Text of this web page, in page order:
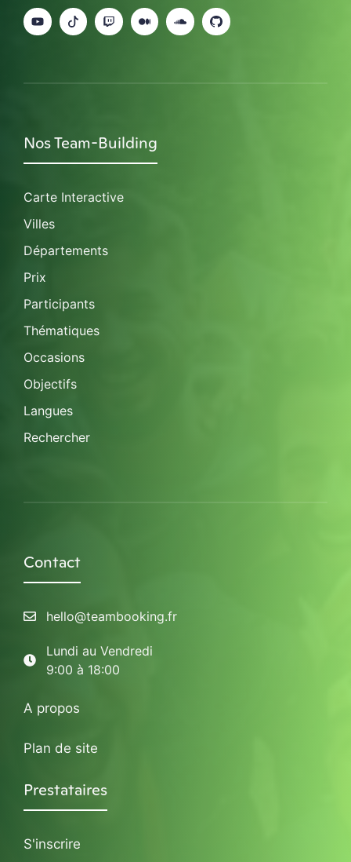
Nos Team-Building
Carte Interactive
Villes
Départements
Prix
Participants
Thématiques
Occasions
Objectifs
Langues
Rechercher
Contact
hello@teambooking.fr
Lundi au Vendredi
9:00 à 18:00
A propos
Plan de site
Prestataires
S'inscrire